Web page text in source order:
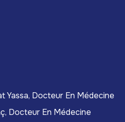
Yassa, Docteur En Médecine
Docteur En Médecine